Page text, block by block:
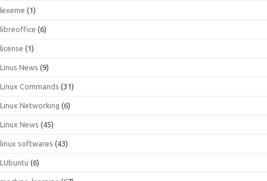
lexeme (1)
libreoffice (6)
license (1)
Linus News (9)
Linux Commands (31)
Linux Networking (6)
Linux News (45)
linux softwares (43)
LUbuntu (6)